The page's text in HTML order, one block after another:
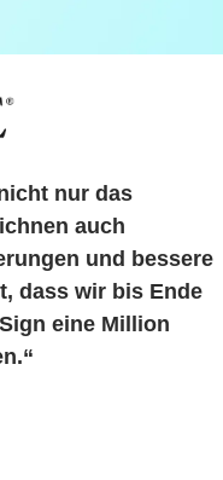
nur das
auch
und bessere
dass wir bis Ende
eine Million